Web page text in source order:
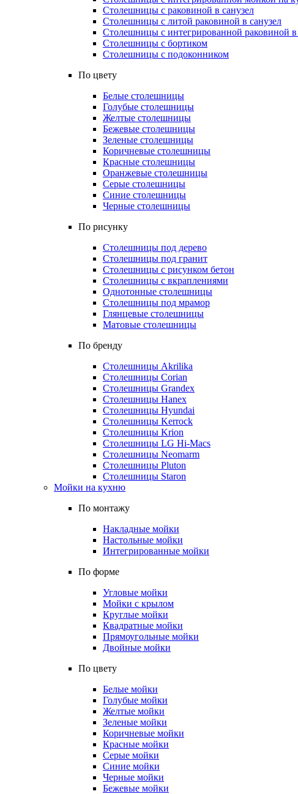
Столешницы с раковиной в санузел
Столешницы с литой раковиной в санузел
Столешницы с интегрированной раковиной в
Столешницы с бортиком
Столешницы с подоконником
По цвету
Белые столешницы
Голубые столешницы
Желтые столешницы
Бежевые столешницы
Зеленые столешницы
Коричневые столешницы
Красные столешницы
Оранжевые столешницы
Серые столешницы
Синие столешницы
Черные столешницы
По рисунку
Столешницы под дерево
Столешницы под гранит
Столешницы с рисунком бетон
Столешницы с вкраплениями
Однотонные столешницы
Столешницы под мрамор
Глянцевые столешницы
Матовые столешницы
По бренду
Столешницы Akrilika
Столешницы Corian
Столешницы Grandex
Столешницы Hanex
Столешницы Hyundai
Столешницы Kerrock
Столешницы Krion
Столешницы LG Hi-Macs
Столешницы Neomarm
Столешницы Pluton
Столешницы Staron
Мойки на кухню
По монтажу
Накладные мойки
Настольные мойки
Интегрированные мойки
По форме
Угловые мойки
Мойки с крылом
Круглые мойки
Квадратные мойки
Прямоугольные мойки
Двойные мойки
По цвету
Белые мойки
Голубые мойки
Желтые мойки
Зеленые мойки
Коричневые мойки
Красные мойки
Серые мойки
Синие мойки
Черные мойки
Бежевые мойки